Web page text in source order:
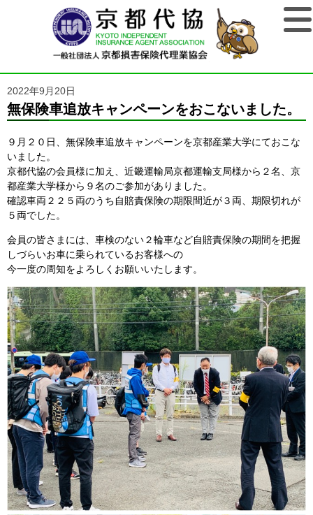
2022年9月20日
無保険車追放キャンペーンをおこないました。
９月２０日、無保険車追放キャンペーンを京都産業大学にておこな
いました。
京都代協の会員様に加え、近畿運輸局京都運輸支局様から２名、京
都産業大学様から９名のご参加がありました。
確認車両２２５両のうち自賠責保険の期限間近が３両、期限切れが
５両でした。
会員の皆さまには、車検のない２輪車など自賠責保険の期間を把握
しづらいお車に乗られているお客様への
今一度の周知をよろしくお願いいたします。